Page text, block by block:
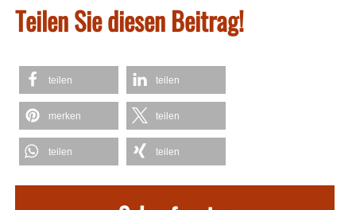
Teilen Sie diesen Beitrag!
teilen teilen
merken teilen
teilen teilen